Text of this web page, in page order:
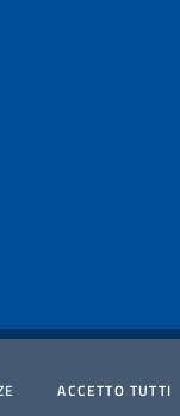
COOKIESACCETTO TUTTII
degli Affari